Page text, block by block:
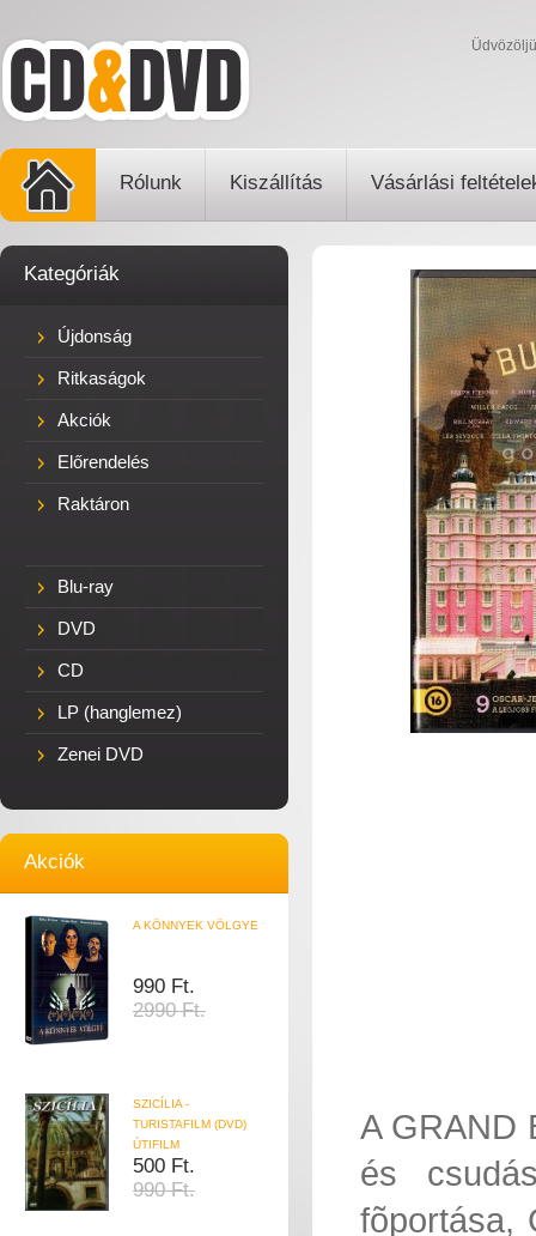
Rólunk Kiszállítás Vásárlási
Kategóriák
Újdonság
Ritkaságok
Akciók
Előrendelés
Raktáron
Blu-ray
DVD
CD
LP (hanglemez)
Zenei DVD
Akciók
A KÖNNYEK VÖLGYE
990 Ft.
2990 Ft.
SZICÍLIA -
TURISTAFILM (DVD)
ÚTIFILM
500 Ft.
990 Ft.
A GRAND
és
fõportása,